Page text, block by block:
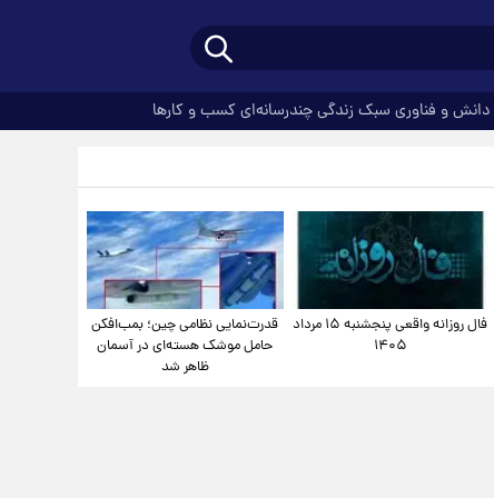
دانش و فناوری سبک زندگیچندرسانه‌ای کسب و کارها
فال روزانه واقعی پنجشنبه ۱۵ مرداد
۱۴۰۵
قدرت‌نمایی نظامی چین؛ بمب‌افکن
حامل موشک هسته‌ای در آسمان
ظاهر شد